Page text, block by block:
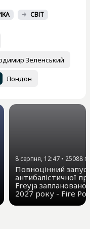
СВІТ
Зеленський
Лондон
8 серпня, 12:47 • 25088
Повноцінний
антибалістичної
Freyja заплановано
2027 року - Fire